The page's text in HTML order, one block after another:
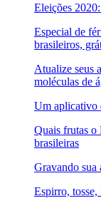
Eleições
Especial de
brasileiros,
Atualize seus
moléculas de
Um aplicativo
Quais frutas o
brasileiras
Gravando sua
Espirro, tosse,